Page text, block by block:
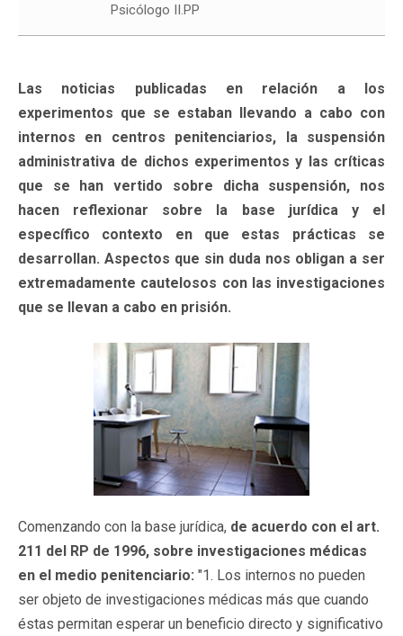
Psicólogo II.PP
Las noticias publicadas en relación a los
experimentos que se estaban llevando a cabo con
internos en centros penitenciarios, la suspensión
administrativa de dichos experimentos y las críticas
que se han vertido sobre dicha suspensión, nos
hacen reflexionar sobre la base jurídica y el
específico contexto en que estas prácticas se
desarrollan. Aspectos que sin duda nos obligan a ser
extremadamente cautelosos con las investigaciones
que se llevan a cabo en prisión.
Comenzando con la base jurídica, de acuerdo con el art.
211 del RP de 1996, sobre investigaciones médicas
en el medio penitenciario: "1. Los internos no pueden
ser objeto de investigaciones médicas más que cuando
éstas permitan esperar un beneficio directo y significativo